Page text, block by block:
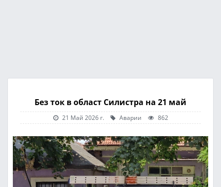
Без ток в област Силистра на 21 май
21 Май 2026 г. Аварии 862